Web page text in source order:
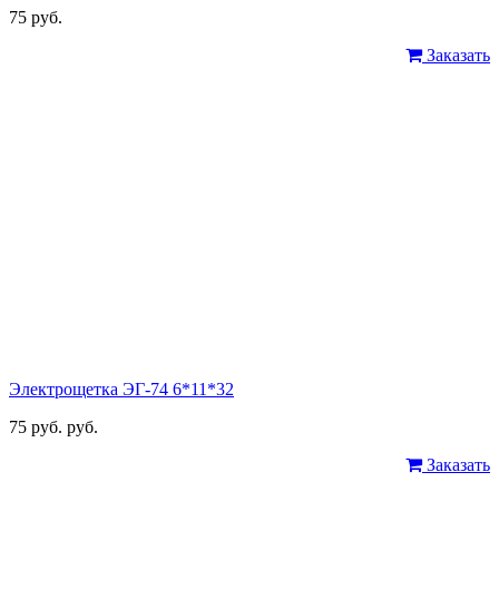
75 руб.
Заказать
Электрощетка ЭГ-74 6*11*32
75 руб. руб.
Заказать